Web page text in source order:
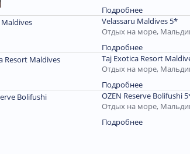
Подробнее
Velassaru Maldives 5*
Отдых на море,
Подробнее
Taj Exotica Resort
Отдых на море,
Подробнее
OZEN Reserve Bolifushi
Отдых на море,
Подробнее